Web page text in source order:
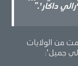
داكار’.”
من الولايات
جميل’: